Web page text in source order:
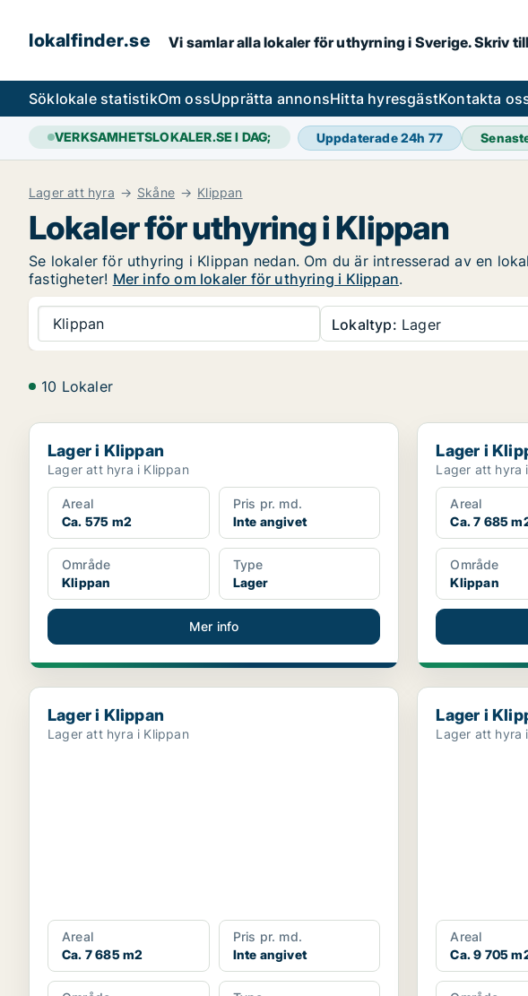
lokalfinder.se Vi samlar alla lokaler för uthyrning i Sverige. Skriv
Söklokale statistikOm ossUpprätta annonsHitta hyresgästKontakta
VERKSAMHETSLOKALER.SE I DAG; Uppdaterade 24h 77
Lager att hyra Skåne Klippan
Lokaler för uthyring i Klippan
Se lokaler för uthyring i Klippan nedan. Om du är intresserad av en
fastigheter! Mer info om lokaler för uthyring i Klippan.
Klippan Lokaltyp: Lager
10 Lokaler
Lager i Klippan
Lager i Klippan
Lager att hyra i Klippan
Areal
Ca. 575 m2
Pris pr. md.
Inte angivet
Område
Klippan
Type
Lager
Mer info
Lager i Klippan
Lager i
Lager att hyra
Areal
Ca. 7 685
Område
Klippan
Lager i Klippan
Lager i Klippan
Lager att hyra i Klippan
Areal
Ca. 7 685 m2
Pris pr. md.
Inte angivet
Lager i Klippan
Lager i
Lager att hyra
Areal
Ca. 9 705